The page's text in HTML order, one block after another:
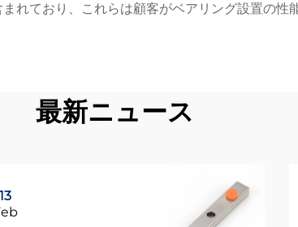
れており、これらは顧客がベアリング設置の
最新ニュース
13